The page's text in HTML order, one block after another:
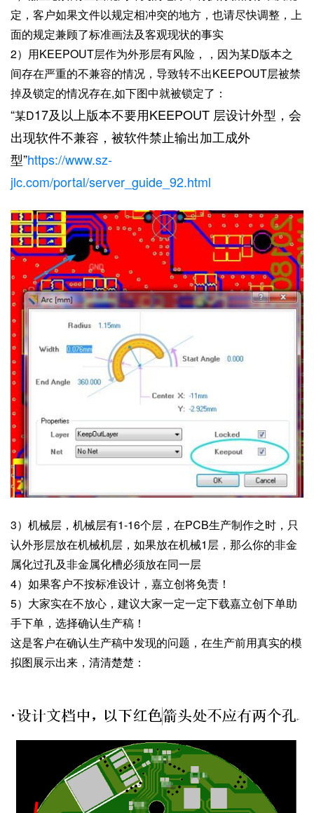
定，客户如果文件以规定相冲突的地方，也请尽快调整，上
面的规定兼顾了标准画法及客观现状的事实
2）用KEEPOUT层作为外形层有风险，，因为某D版本之
间存在严重的不兼容的情况，导致转不出KEEPOUT层被禁
掉及锁定的情况存在,如下图中就被锁定了：
“某D17及以上版本不要用KEEPOUT 层设计外型，会
出现软件不兼容，被软件禁止输出加工成外
型”https://www.sz-
jlc.com/portal/server_guide_92.html
3）机械层，机械层有1-16个层，在PCB生产制作之时，只
认外形层放在机械机层，如果放在机械1层，那么你的非金
属化过孔及非金属化槽必须放在同一层
4）如果客户不按标准设计，嘉立创将免责！
5）大家实在不放心，建议大家一定一定下载嘉立创下单助
手下单，选择确认生产稿！
这是客户在确认生产稿中发现的问题，在生产前用真实的模
拟图展示出来，清清楚楚：